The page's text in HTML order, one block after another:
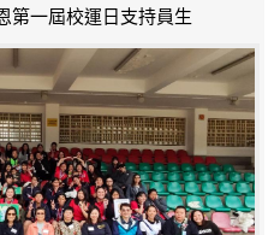
第一屆校運日支持員生